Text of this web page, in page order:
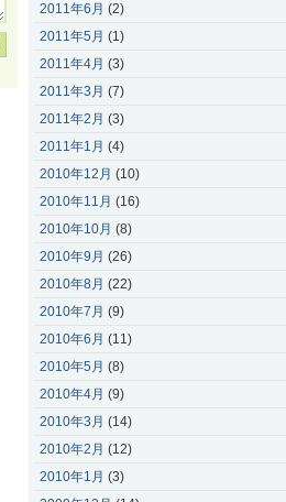
2011年6月 (2)
2011年5月 (1)
2011年4月 (3)
2011年3月 (7)
2011年2月 (3)
2011年1月 (4)
2010年12月 (10)
2010年11月 (16)
2010年10月 (8)
2010年9月 (26)
2010年8月 (22)
2010年7月 (9)
2010年6月 (11)
2010年5月 (8)
2010年4月 (9)
2010年3月 (14)
2010年2月 (12)
2010年1月 (3)